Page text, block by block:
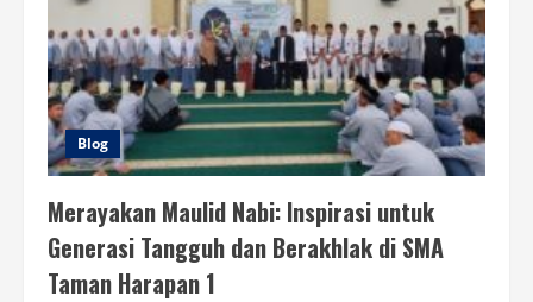
Blog
Merayakan Maulid Nabi: Inspirasi untuk
Generasi Tangguh dan Berakhlak di SMA
Taman Harapan 1